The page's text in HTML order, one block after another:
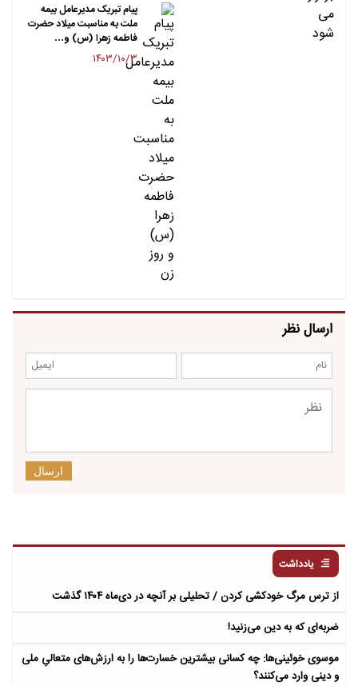
پیام تبریک مدیرعامل بیمه
ملت به مناسبت میلاد حضرت
فاطمه زهرا (س) و…
۱۴۰۳/۱۰/۳
ارسال نظر
ارسال
یادداشت
از ترس مرگ خودکشی کردن / تحلیلی بر آنچه در دی‌ماه ۱۴۰۴ گذشت
ضربه‌ای که به دین می‌زنید!
موسوی خوئینی‌ها: چه کسانی بیشترین خسارت‌ها را به ارزش‌های متعالیِ ملی
و دینی وارد می‌کنند؟